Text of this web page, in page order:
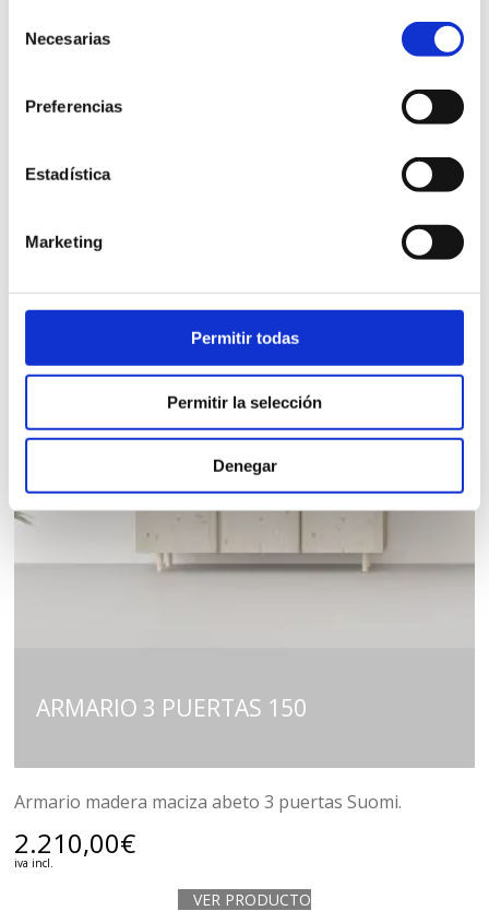
Necesarias
Preferencias
Estadística
Marketing
Permitir todas
Permitir la selección
Denegar
Armario de madera maciza de abeto escandinavo.
ARMARIO 3 PUERTAS 150
Armario madera maciza abeto 3 puertas Suomi.
2.210,00€
iva incl.
VER PRODUCTO